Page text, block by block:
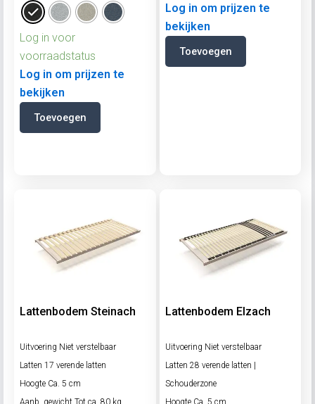
Log in voor
voorraadstatus
Log in om prijzen te
bekijken
Toevoegen
Log in om prijzen te
bekijken
Toevoegen
Lattenbodem Steinach
Uitvoering Niet verstelbaar
Latten 17 verende latten
Hoogte Ca. 5 cm
Lattenbodem Elzach
Uitvoering Niet verstelbaar
Latten 28 verende latten |
Schouderzone